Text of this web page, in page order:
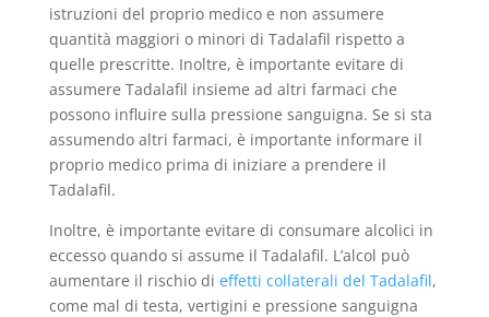
istruzioni del proprio medico e non assumere
quantità maggiori o minori di Tadalafil rispetto a
quelle prescritte. Inoltre, è importante evitare di
assumere Tadalafil insieme ad altri farmaci che
possono influire sulla pressione sanguigna. Se si sta
assumendo altri farmaci, è importante informare il
proprio medico prima di iniziare a prendere il
Tadalafil.
Inoltre, è importante evitare di consumare alcolici in
eccesso quando si assume il Tadalafil. L’alcol può
aumentare il rischio di effetti collaterali del Tadalafil,
come mal di testa, vertigini e pressione sanguigna